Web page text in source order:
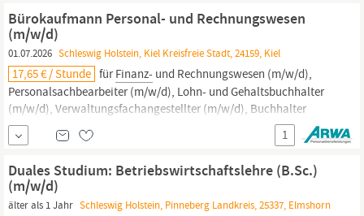
Einstiegsprogramm und eignen sich umfangreiches Wissen zu
Finanzprodukten,
Bürokaufmann Personal- und Rechnungswesen
(m/w/d)
01.07.2026 Schleswig Holstein, Kiel Kreisfreie Stadt, 24159, Kiel
17,65 € / Stunde fürFinanz- und Rechnungswesen (m/w/d),
Personalsachbearbeiter (m/w/d), Lohn- und Gehaltsbuchhalter
(m/w/d), Verwaltungsfachangestellter (m/w/d), Buchhalter
(m/w/d),
Finanzbuchhalter
(m/w/d) oder Steuerfachangestellter
(m/w/d) Warten Sie nicht länger und bewerben Sie sich jetzt! Mit
1
Duales Studium: Betriebswirtschaftslehre (B.Sc.)
(m/w/d)
älter als 1 Jahr Schleswig Holstein, Pinneberg Landkreis, 25337, Elmshorn